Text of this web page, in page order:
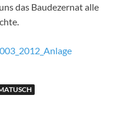
das Baudezernat alle